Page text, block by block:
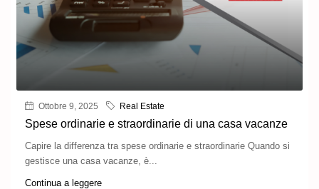
Ottobre 9, 2025 Real Estate
Spese ordinarie e straordinarie di una casa vacanze
Capire la differenza tra spese ordinarie e straordinarie Quando si
gestisce una casa vacanze, è...
Continua a leggere